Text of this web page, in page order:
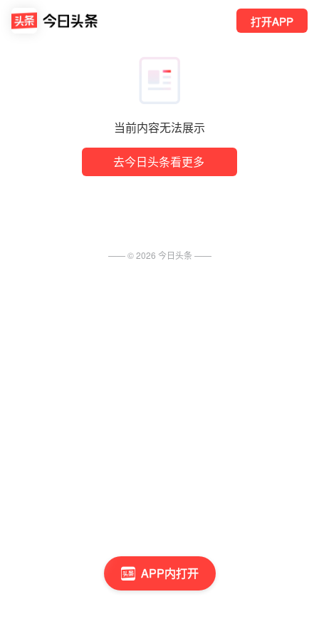
当前内容无法展示
去今日头条看更多
打开APP
APP内打开
—— ©2026 今日头条 ——